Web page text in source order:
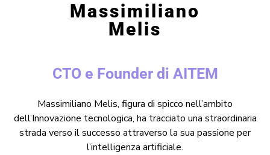
Massimiliano
Melis
CTO e Founder di AITEM
Massimiliano Melis, figura di spicco nell’ambito
dell’Innovazione tecnologica, ha tracciato una straordinaria
strada verso il successo attraverso la sua passione per
l’intelligenza artificiale.